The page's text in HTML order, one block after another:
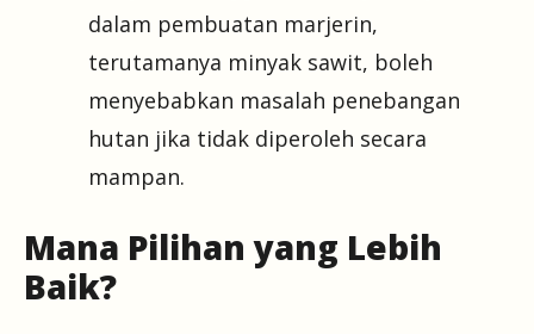
dalam pembuatan marjerin,
terutamanya minyak sawit, boleh
menyebabkan masalah penebangan
hutan jika tidak diperoleh secara
mampan.
Mana Pilihan yang Lebih
Baik?